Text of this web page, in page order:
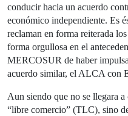
conducir hacia un acuerdo
económico independiente. Es
reclaman en forma reiterada
forma orgullosa en el
MERCOSUR de haber
acuerdo similar, el ALCA con
Aun siendo que no se llegara
“libre comercio” (TLC), sino